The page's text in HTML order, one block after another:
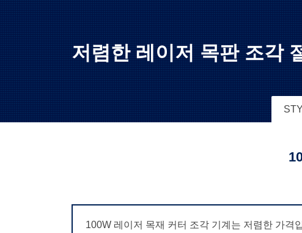
저렴한 레이저 목판 조각
100W 레이저 목재 커터 조각 기계는 저렴한 가격